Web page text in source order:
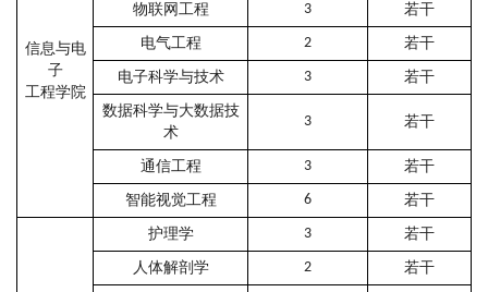
信息与电
子
工程学院
物联网工程 3 若干
电气工程 2 若干
电子科学与技术 3 若干
数据科学与大数据技
术
3 若干
通信工程 3 若干
智能视觉工程 6 若干
护理学 3 若干
人体解剖学 2 若干